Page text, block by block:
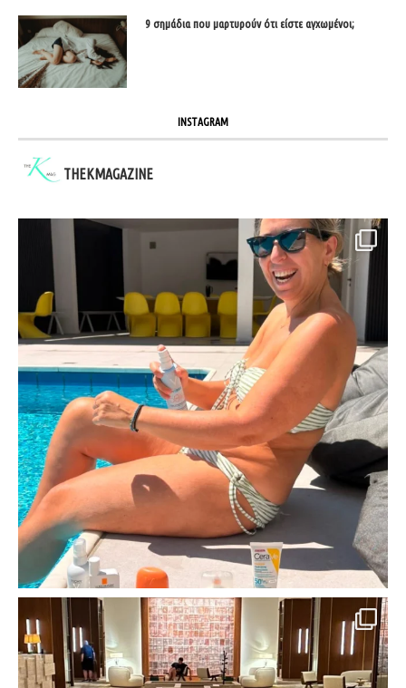
9 σημάδια που μαρτυρούν ότι είστε αγχωμένοι;
INSTAGRAM
THEKMAGAZINE